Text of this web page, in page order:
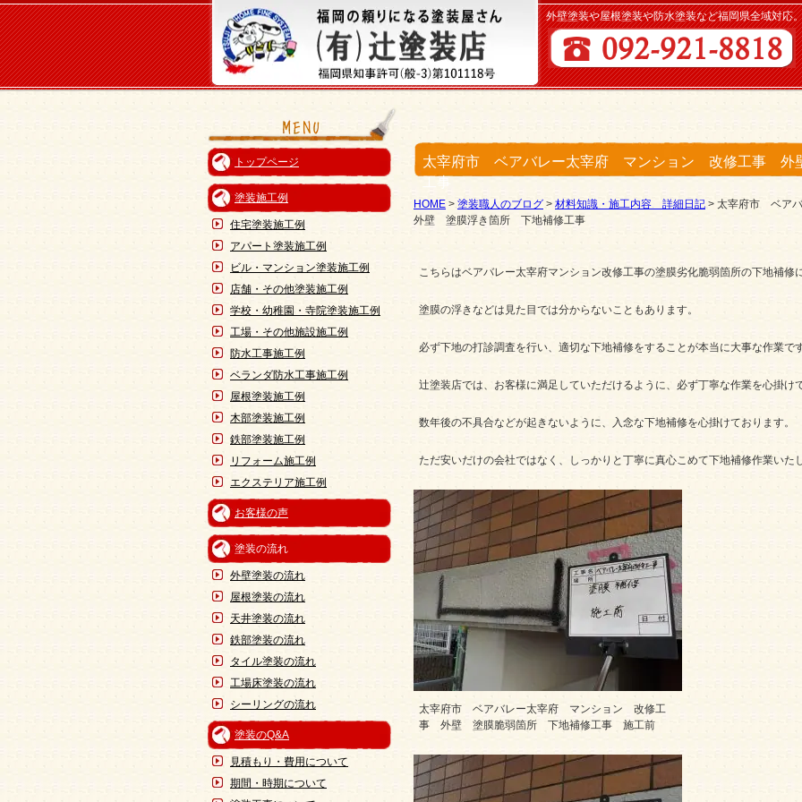
外壁塗装や屋根塗装や防水塗装など福岡県全域対応
トップページ
塗装施工例
住宅塗装施工例
アパート塗装施工例
ビル・マンション塗装施工例
店舗・その他塗装施工例
学校・幼稚園・寺院塗装施工例
工場・その他施設施工例
防水工事施工例
ベランダ防水工事施工例
屋根塗装施工例
木部塗装施工例
鉄部塗装施工例
リフォーム施工例
エクステリア施工例
お客様の声
塗装の流れ
外壁塗装の流れ
屋根塗装の流れ
天井塗装の流れ
鉄部塗装の流れ
タイル塗装の流れ
工場床塗装の流れ
シーリングの流れ
塗装のQ&A
見積もり・費用について
期間・時期について
太宰府市 ベアバレー太宰府 マンション 改修工事 外
工事
HOME > 塗装職人のブログ > 材料知識・施工内容 詳細日記 > 太宰府市 ベア
外壁 塗膜浮き箇所 下地補修工事
こちらはベアバレー太宰府マンション改修工事の塗膜劣化脆弱箇所の下地補修
塗膜の浮きなどは見た目では分からないこともあります。
必ず下地の打診調査を行い、適切な下地補修をすることが本当に大事な作業で
辻塗装店では、お客様に満足していただけるように、必ず丁寧な作業を心掛け
数年後の不具合などが起きないように、入念な下地補修を心掛けております。
ただ安いだけの会社ではなく、しっかりと丁寧に真心こめて下地補修作業いた
太宰府市 ベアバレー太宰府 マンション 改修工
事 外壁 塗膜脆弱箇所 下地補修工事 施工前